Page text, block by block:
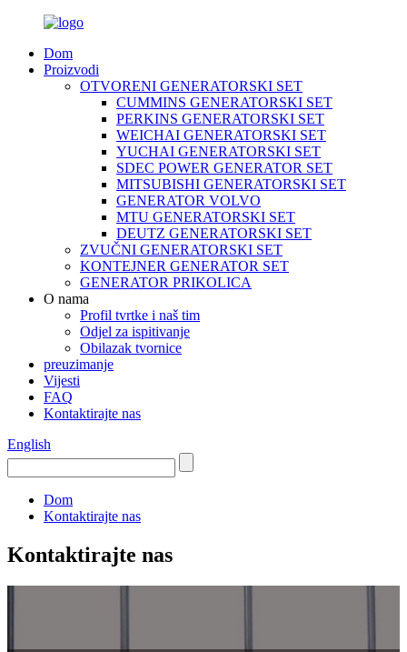
Dom
Proizvodi
OTVORENI GENERATORSKI SET
CUMMINS GENERATORSKI SET
PERKINS GENERATORSKI SET
WEICHAI GENERATORSKI SET
YUCHAI GENERATORSKI SET
SDEC POWER GENERATOR SET
MITSUBISHI GENERATORSKI SET
GENERATOR VOLVO
MTU GENERATORSKI SET
DEUTZ GENERATORSKI SET
ZVUČNI GENERATORSKI SET
KONTEJNER GENERATOR SET
GENERATOR PRIKOLICA
O nama
Profil tvrtke i naš tim
Odjel za ispitivanje
Obilazak tvornice
preuzimanje
Vijesti
FAQ
Kontaktirajte nas
English
Dom
Kontaktirajte nas
Kontaktirajte nas